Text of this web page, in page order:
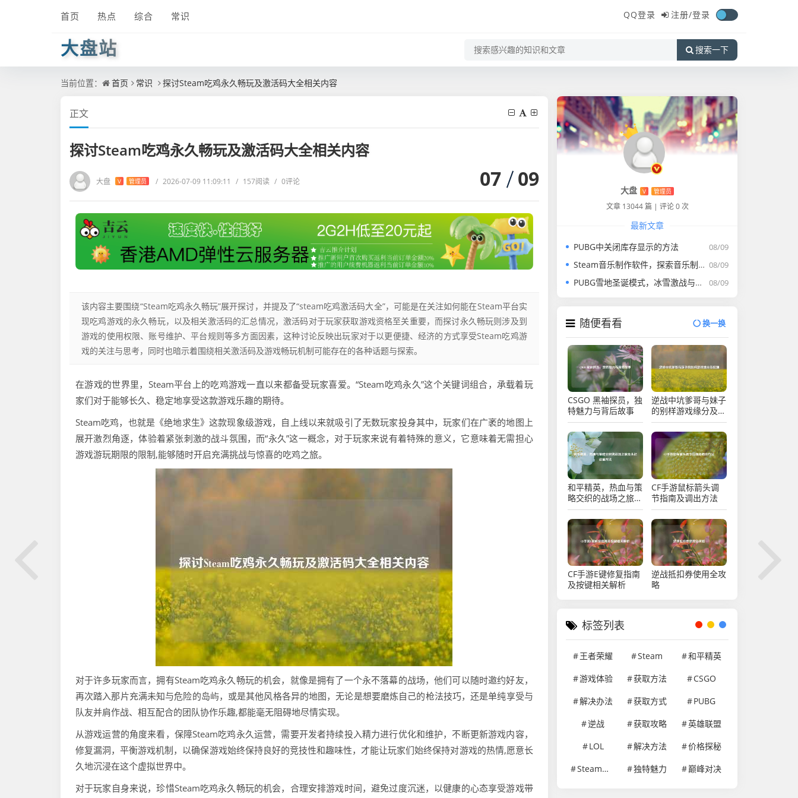
首页 热点 综合 常识 QQ登录 注册/登录
大盘站 搜索一下
当前位置： 首页 常识 探讨Steam吃鸡永久畅玩及激活码大全相关内容
正文
探讨Steam吃鸡永久畅玩及激活码大全相关内容
大盘 V 管理员 / 2026-07-09 11:09:11 / 157阅读 / 0评论 07 09
该内容主要围绕“Steam吃鸡永久畅玩”展开探讨，并提及了“steam吃鸡激活码大全”，可能是在关注如何能在Steam平台实
现吃鸡游戏的永久畅玩，以及相关激活码的汇总情况，激活码对于玩家获取游戏资格至关重要，而探讨永久畅玩则涉及到
游戏的使用权限、账号维护、平台规则等多方面因素，这种讨论反映出玩家对于以更便捷、经济的方式享受Steam吃鸡游
戏的关注与思考，同时也暗示着围绕相关激活码及游戏畅玩机制可能存在的各种话题与探索。
在游戏的世界里，Steam平台上的吃鸡游戏一直以来都备受玩家喜爱。“Steam吃鸡永久”这个关键词组合，承载着玩
家们对于能够长久、稳定地享受这款游戏乐趣的期待。
Steam吃鸡，也就是《绝地求生》这款现象级游戏，自上线以来就吸引了无数玩家投身其中，玩家们在广袤的地图上
展开激烈角逐，体验着紧张刺激的战斗氛围，而“永久”这一概念，对于玩家来说有着特殊的意义，它意味着无需担心
游戏游玩期限的限制,能够随时开启充满挑战与惊喜的吃鸡之旅。
对于许多玩家而言，拥有Steam吃鸡永久畅玩的机会，就像是拥有了一个永不落幕的战场，他们可以随时邀约好友，
再次踏入那片充满未知与危险的岛屿，或是其他风格各异的地图，无论是想要磨炼自己的枪法技巧，还是单纯享受与
队友并肩作战、相互配合的团队协作乐趣,都能毫无阻碍地尽情实现。
从游戏运营的角度来看，保障Steam吃鸡永久运营，需要开发者持续投入精力进行优化和维护，不断更新游戏内容，
修复漏洞，平衡游戏机制，以确保游戏始终保持良好的竞技性和趣味性，才能让玩家们始终保持对游戏的热情,愿意长
久地沉浸在这个虚拟世界中。
对于玩家自身来说，珍惜Steam吃鸡永久畅玩的机会，合理安排游戏时间，避免过度沉迷，以健康的心态享受游戏带
大盘 V 管理员
文章 13044 篇 | 评论 0 次
最新文章
08/09
PUBG中关闭库存显示的方法
08/09
Steam音乐制作软件，探索音乐制作的无限可能
08/09
PUBG雪地圣诞模式，冰雪激战与雪橇驾驶全解析
随便看看 换一换
CSGO 黑袖探员，独
特魅力与背后故事
逆战中坑爹哥与妹子
的别样游戏缘分及区
别
和平精英，热血与策
略交织的战场之旅及
头记设置方法
CF手游鼠标箭头调
节指南及调出方法
CF手游E键修复指南
及按键相关解析
逆战抵扣券使用全攻
略
标签列表
王者荣耀 Steam
和平精英
游戏体验
获取方法
CSGO
解决办法
获取方式
PUBG
逆战
获取攻略
英雄联盟
LOL
解决方法
价格探秘
Steam游戏
独特魅力 巅峰对决